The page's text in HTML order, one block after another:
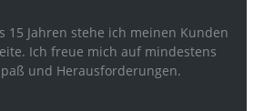
15 Jahren stehe ich meinen Kunden
Ich freue mich auf mindestens
und Herausforderungen.